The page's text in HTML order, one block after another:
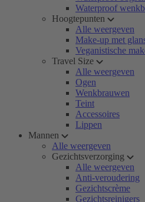
Waterproof
Hoogtepunten
Alle weergeven
Make-up met
Veganistische
Travel Size
Alle weergeven
Ogen
Wenkbrauwen
Teint
Accessoires
Lippen
Mannen
Alle weergeven
Gezichtsverzorging
Alle weergeven
Anti-veroudering
Gezichtscrème
Gezichtsreinigers